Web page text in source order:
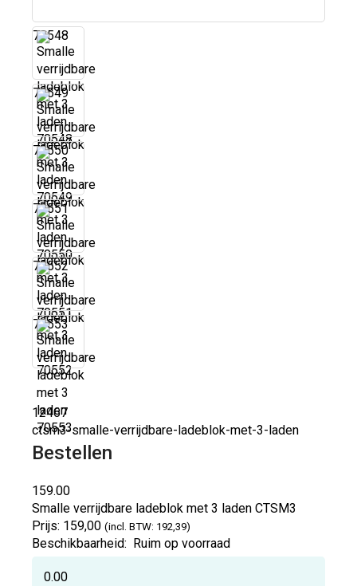
70548
70549
70550
70551
70552
70553
12467
ctsm3-smalle-verrijdbare-ladeblok-met-3-laden
Bestellen
159.00
Smalle verrijdbare ladeblok met 3 ladenCTSM3
Prijs: 159,00 (incl. BTW: 192,39)
Beschikbaarheid: Ruim op voorraad
0.00